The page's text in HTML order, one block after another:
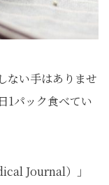
ない手はありませ
1パック食べてい
Journal）」